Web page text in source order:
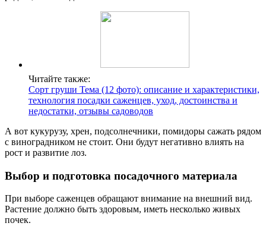
Читайте также:
Сорт груши Тема (12 фото): описание и характеристики,
технология посадки саженцев, уход, достоинства и
недостатки, отзывы садоводов
А вот кукурузу, хрен, подсолнечники, помидоры сажать рядом
с виноградником не стоит. Они будут негативно влиять на
рост и развитие лоз.
Выбор и подготовка посадочного материала
При выборе саженцев обращают внимание на внешний вид.
Растение должно быть здоровым, иметь несколько живых
почек.